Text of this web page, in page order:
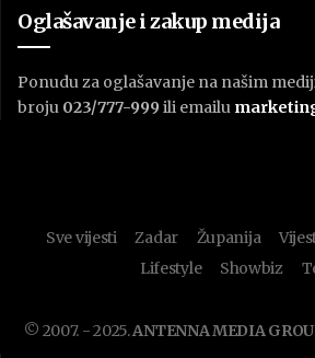
Oglašavanje i zakup medija
Ponudu za oglašavanje na našim
broju 023/777-999 ili emailu
Sve vijesti Zadar Županija
Lifestyle
Showbiz
© 2007. - 2025.ANTENNA MEDIA